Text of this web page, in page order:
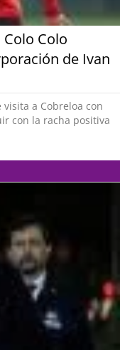
Colo
de Ivan
a Cobreloa con
con la racha positiva